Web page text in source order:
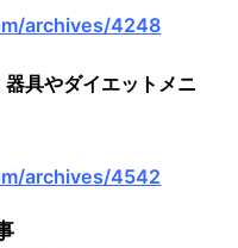
archives/4248
具やダイエットメニ
archives/4542